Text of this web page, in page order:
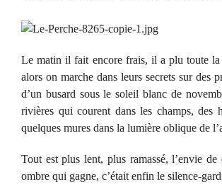
Le matin il fait encore frais, il a plu toute
alors on marche dans leurs secrets sur des
d’un busard sous le soleil blanc de
rivières qui courent dans les champs, des
quelques mures dans la lumière oblique de
Tout est plus lent, plus ramassé, l’envie
ombre qui gagne, c’était enfin le silence-